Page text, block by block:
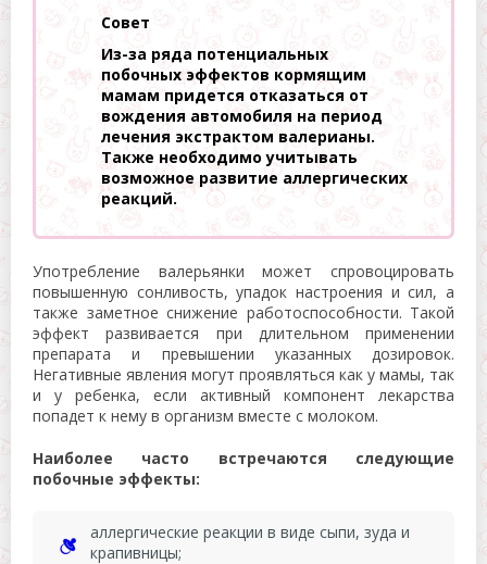
Совет
Из-за ряда потенциальных
побочных эффектов кормящим
мамам придется отказаться от
вождения автомобиля на период
лечения экстрактом валерианы.
Также необходимо учитывать
возможное развитие аллергических
реакций.
Употребление валерьянки может спровоцировать
повышенную сонливость, упадок настроения и сил, а
также заметное снижение работоспособности. Такой
эффект развивается при длительном применении
препарата и превышении указанных дозировок.
Негативные явления могут проявляться как у мамы, так
и у ребенка, если активный компонент лекарства
попадет к нему в организм вместе с молоком.
Наиболее часто встречаются следующие
побочные эффекты:
аллергические реакции в виде сыпи, зуда и
крапивницы;